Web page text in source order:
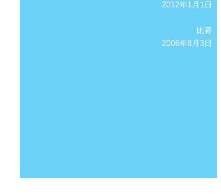
2012年1月1日
比賽
2006年8月3日